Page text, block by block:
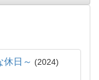
休日～
2024